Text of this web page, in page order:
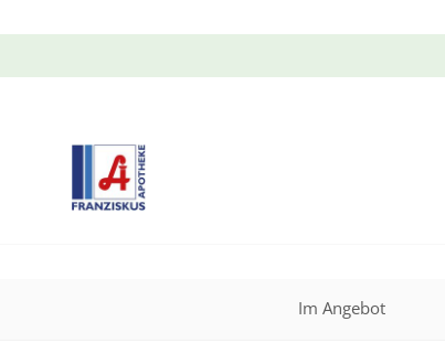
Im Angebot